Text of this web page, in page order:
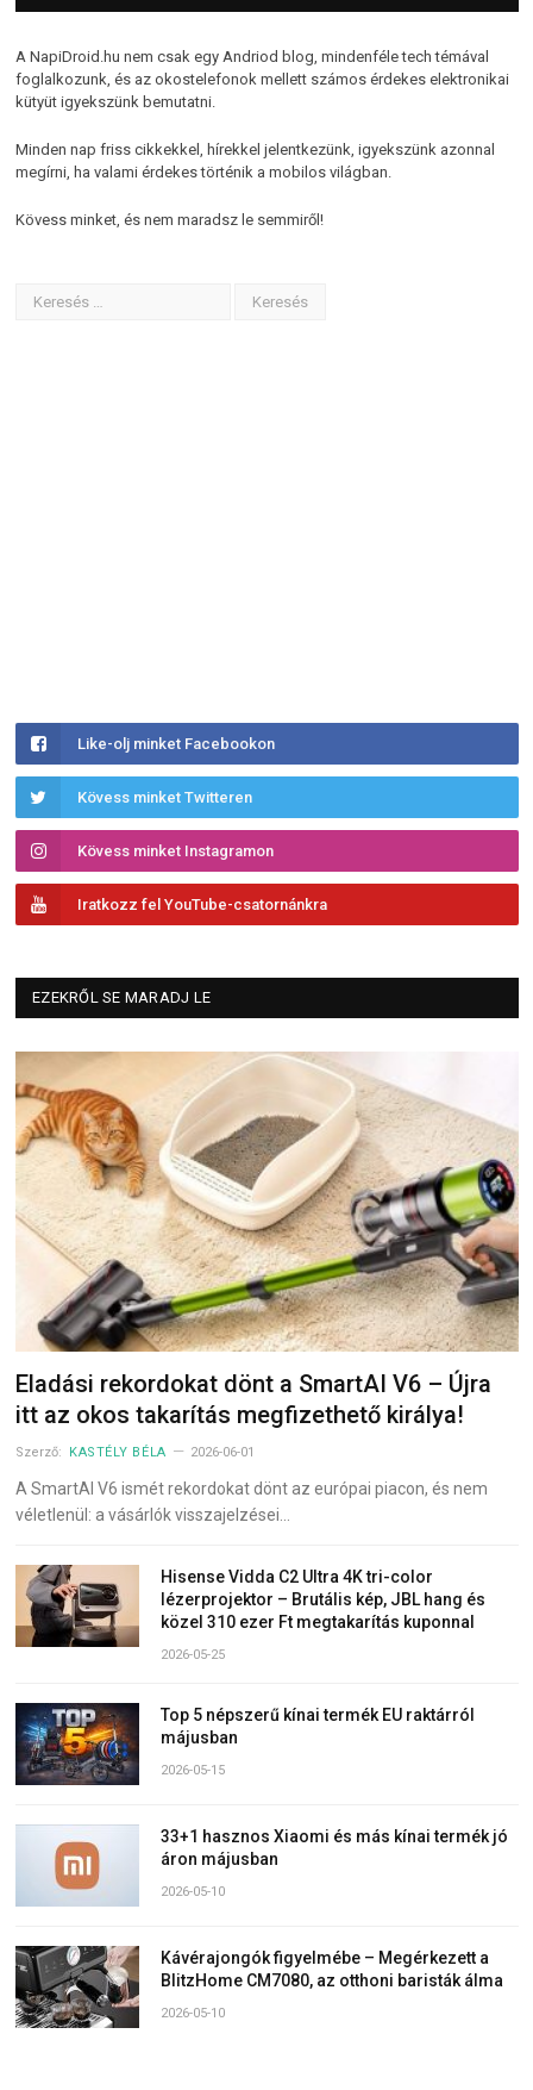
A NapiDroid.hu nem csak egy Andriod blog, mindenféle tech témával
foglalkozunk, és az okostelefonok mellett számos érdekes elektronikai
kütyüt igyekszünk bemutatni.
Minden nap friss cikkekkel, hírekkel jelentkezünk, igyekszünk azonnal
megírni, ha valami érdekes történik a mobilos világban.
Kövess minket, és nem maradsz le semmiről!
Like-olj minket Facebookon
Kövess minket Twitteren
Kövess minket Instagramon
Iratkozz fel YouTube-csatornánkra
EZEKRŐL SE MARADJ LE
Eladási rekordokat dönt a SmartAI V6 – Újra
itt az okos takarítás megfizethető királya!
Szerző: KASTÉLY BÉLA 2026-06-01
A SmartAI V6 ismét rekordokat dönt az európai piacon, és nem
véletlenül: a vásárlók visszajelzései…
Hisense Vidda C2 Ultra 4K tri-color
lézerprojektor – Brutális kép, JBL hang és
közel 310 ezer Ft megtakarítás kuponnal
2026-05-25
Top 5 népszerű kínai termék EU raktárról
májusban
2026-05-15
33+1 hasznos Xiaomi és más kínai termék jó
áron májusban
2026-05-10
Kávérajongók figyelmébe – Megérkezett a
BlitzHome CM7080, az otthoni baristák álma
2026-05-10